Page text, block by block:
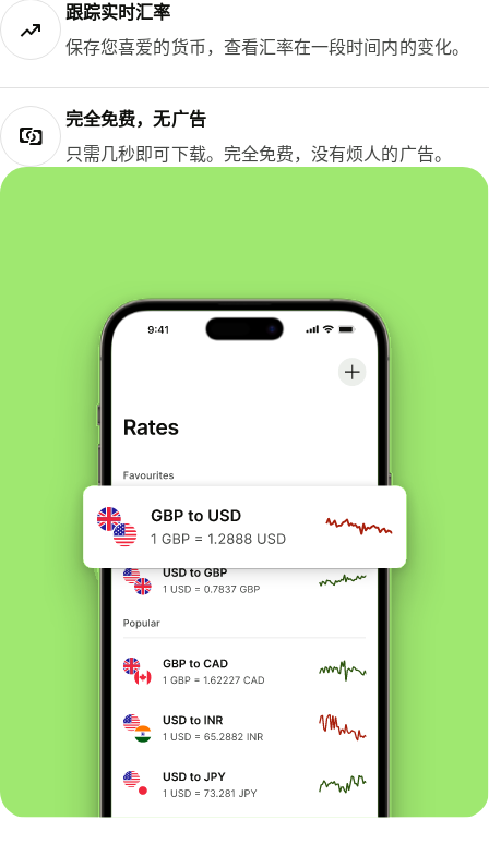
跟踪实时汇率
保存您喜爱的货币，查看汇率在一段时间内的变化。
完全免费，无广告
只需几秒即可下载。完全免费，没有烦人的广告。